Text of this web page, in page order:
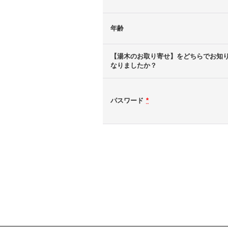
年齢
【湯木のお取り寄せ】をどちらでお知
なりましたか？
パスワード *